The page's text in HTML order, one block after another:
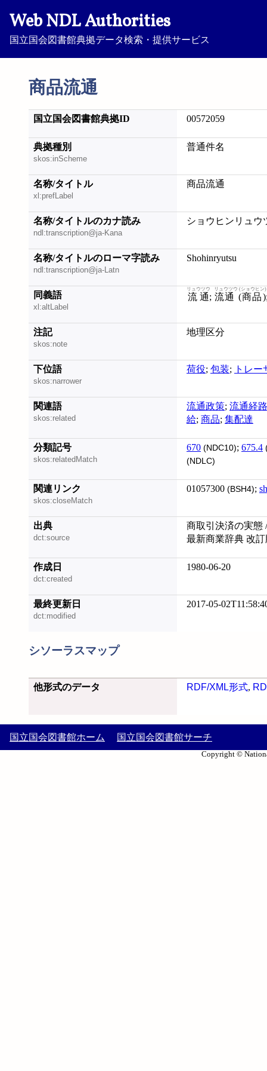
Web NDL Authorities
国立国会図書館典拠データ検索・提供サービス
商品流通
国立国会図書館典拠ID 00572059
典拠種別
skos:inScheme
普通件名
名称/タイトル
xl:prefLabel
商品流通
名称/タイトルのカナ読み
ndl:transcription@ja-Kana
ショウヒンリュウ
名称/タイトルのローマ字読み
ndl:transcription@ja-Latn
Shohinryutsu
同義語
xl:altLabel
流通
リュウツウ
; 流通 (商品)
リュウツウ (ショウヒン)
注記
skos:note
地理区分
下位語
skos:narrower
荷役; 包装; トレ
関連語
skos:related
流通政策; 流通経路
給; 商品; 集配達
分類記号
skos:relatedMatch
670 (NDC10); 675.4
(NDLC)
関連リンク
skos:closeMatch
01057300 (BSH4);
出典
dct:source
商取引決済の実態
最新商業辞典 改訂
作成日
dct:created
1980-06-20
最終更新日
dct:modified
2017-05-
シソーラスマップ
他形式のデータ RDF/XML形式,
国立国会図書館ホーム 国立国会図書館サーチ
Copyright ©